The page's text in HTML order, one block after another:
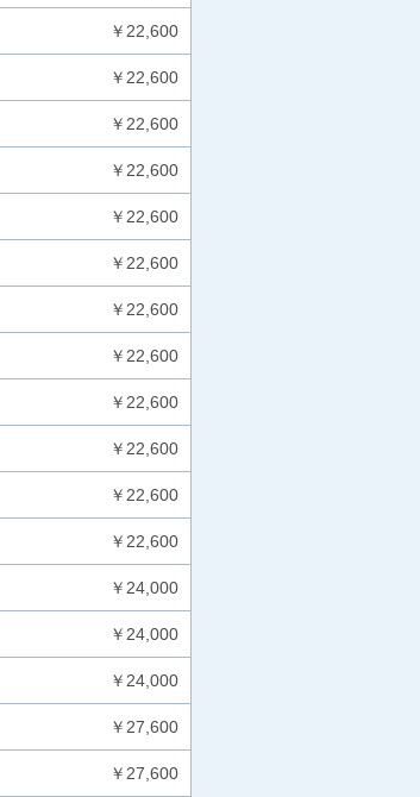
￥22,600
￥22,600
￥22,600
￥22,600
￥22,600
￥22,600
￥22,600
￥22,600
￥22,600
￥22,600
￥22,600
￥22,600
￥24,000
￥24,000
￥24,000
￥27,600
￥27,600